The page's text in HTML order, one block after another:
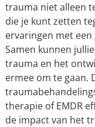
trauma niet alleen
die je kunt zetten
ervaringen met
Samen kunnen
trauma en het
ermee om te gaan.
therapie of EMDR
de impact van het